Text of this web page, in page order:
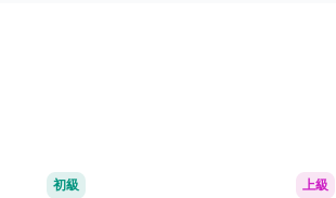
初級 上級